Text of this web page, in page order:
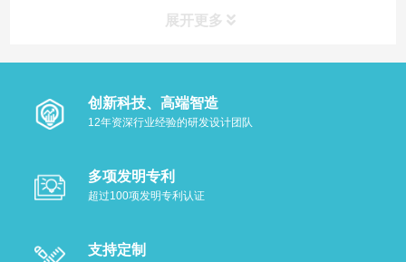
展开更多
创新科技、高端智造
12年资深行业经验的研发设计团队
多项发明专利
超过100项发明专利认证
支持定制